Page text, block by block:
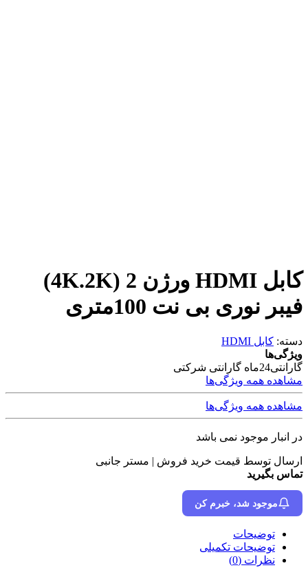
کابل HDMI ورژن 2 (4K.2K)
فیبر نوری بی نت 100متری
دسته: کابل HDMI
ویژگی‌ها
گارانتی24ماه گارانتی شرکتی
مشاهده همه ویژگی‌ها
مشاهده همه ویژگی‌ها
در انبار موجود نمی باشد
ارسال توسط قیمت خرید فروش | مستر جانبی
تماس بگیرید
موجود شد، خبرم کن
توضیحات
توضیحات تکمیلی
نظرات (0)